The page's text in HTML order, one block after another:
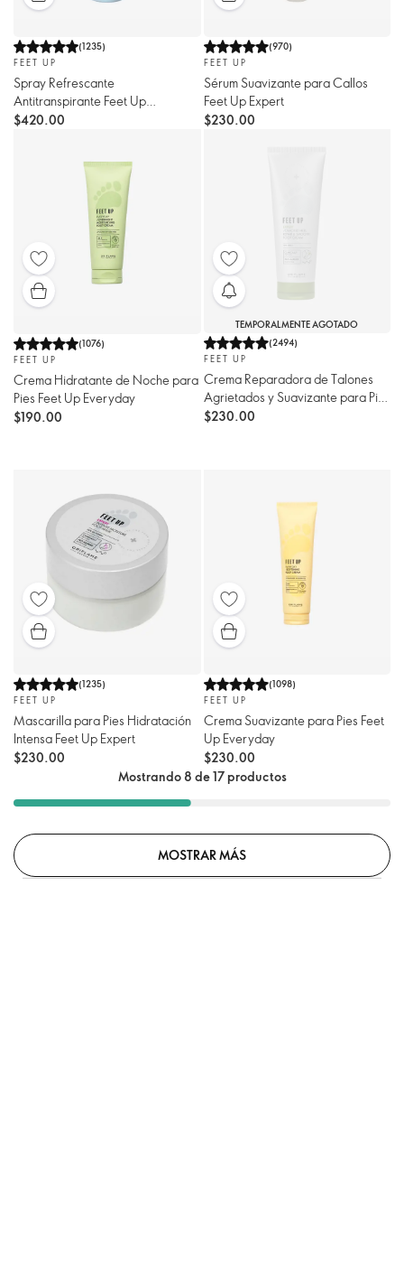
(1235)
FEET UP
Spray Refrescante
Antitranspirante Feet Up
Everyday Tamaño JUMBO
$420.00
(970)
FEET UP
Sérum Suavizante para Callos
Feet Up Expert
$230.00
(1076)
FEET UP
Crema Hidratante de Noche para
Pies Feet Up Everyday
$190.00
TEMPORALMENTE AGOTADO
(2494)
FEET UP
Crema Reparadora de Talones
Agrietados y Suavizante para Pies
Feet Up Expert
$230.00
(1235)
FEET UP
Mascarilla para Pies Hidratación
Intensa Feet Up Expert
$230.00
(1098)
FEET UP
Crema Suavizante para Pies Feet
Up Everyday
$230.00
Mostrando 8 de 17 productos
MOSTRAR MÁS